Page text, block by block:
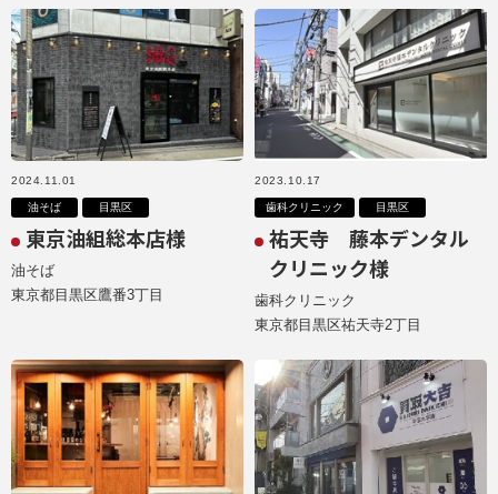
2024.11.01
油そば 目黒区
東京油組総本店様
油そば
東京都目黒区鷹番3丁目
2023.10.17
歯科クリニック 目黒区
祐天寺 藤本デンタル
クリニック様
歯科クリニック
東京都目黒区祐天寺2丁目